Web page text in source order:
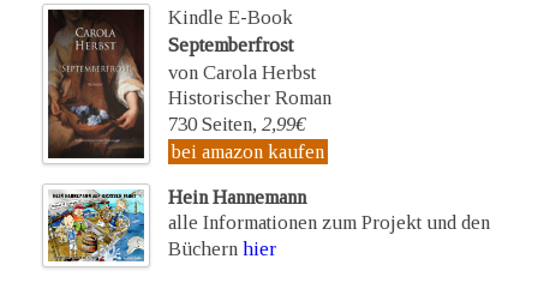
Kindle E-Book
Septemberfrost
von Carola Herbst
Historischer Roman
730 Seiten, 2,99€
bei amazon kaufen
Hein Hannemann
alle Informationen zum Projekt und den
Büchern hier